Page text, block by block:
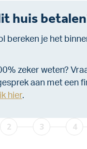
huis
bereken je het
zeker weten?
aan met een
hier.